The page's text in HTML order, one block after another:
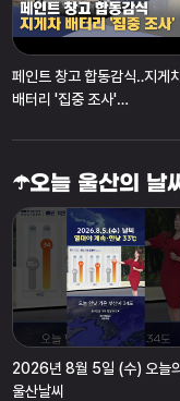
페인트 창고 합동감식‥지게
배터리 '집중 조사'
산MBC)
☂️오늘 울산의 날
2026년 8월 5일 (수) 오늘의
울산날씨